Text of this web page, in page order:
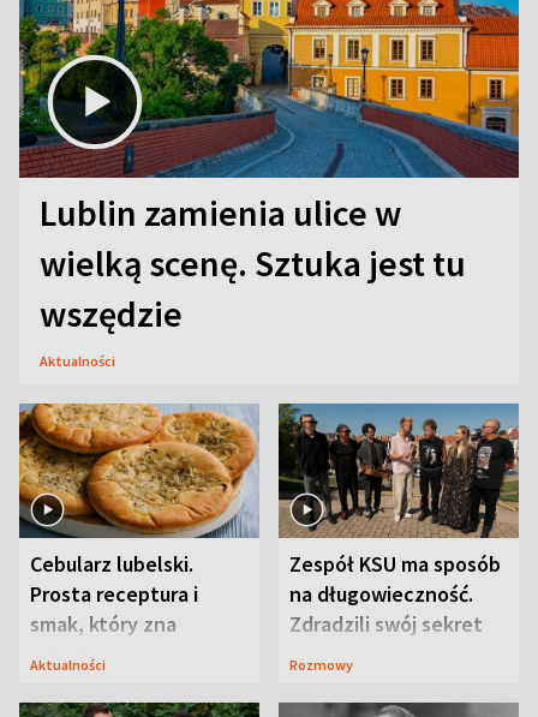
Lublin zamienia ulice w
wielką scenę. Sztuka jest tu
wszędzie
Aktualności
Cebularz lubelski.
Prosta receptura i
smak, który zna
Lubelszczyzna
Aktualności
Zespół KSU ma sposób
na długowieczność.
Zdradzili swój sekret
Rozmowy